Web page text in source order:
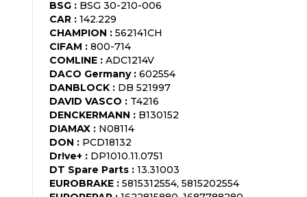
BSG : BSG 30-210-006
CAR : 142.229
CHAMPION : 562141CH
CIFAM : 800-714
COMLINE : ADC1214V
DACO Germany: 602554
DANBLOCK : DB 521997
DAVID VASCO : T4216
DENCKERMANN : B130152
DIAMAX : N08114
DON : PCD18132
Dr!ve+ : DP1010.11.0751
DT Spare Parts : 13.31003
EUROBRAKE : 5815312554, 5815202554